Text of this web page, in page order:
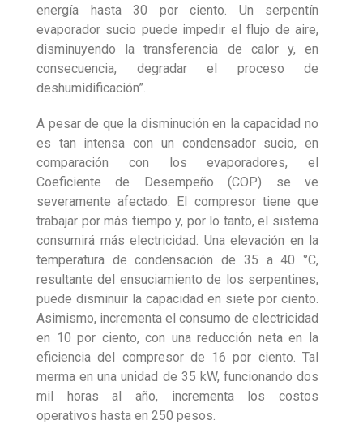
energía hasta 30 por ciento. Un serpentín
evaporador sucio puede impedir el flujo de aire,
disminuyendo la transferencia de calor y, en
consecuencia, degradar el proceso de
deshumidificación”.
A pesar de que la disminución en la capacidad no
es tan intensa con un condensador sucio, en
comparación con los evaporadores, el
Coeficiente de Desempeño (COP) se ve
severamente afectado. El compresor tiene que
trabajar por más tiempo y, por lo tanto, el sistema
consumirá más electricidad. Una elevación en la
temperatura de condensación de 35 a 40 °C,
resultante del ensuciamiento de los serpentines,
puede disminuir la capacidad en siete por ciento.
Asimismo, incrementa el consumo de electricidad
en 10 por ciento, con una reducción neta en la
eficiencia del compresor de 16 por ciento. Tal
merma en una unidad de 35 kW, funcionando dos
mil horas al año, incrementa los costos
operativos hasta en 250 pesos.